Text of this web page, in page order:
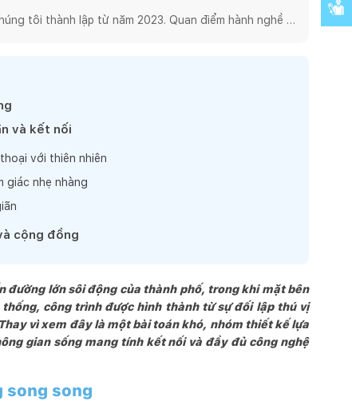
tôi thành lập từ năm 2023. Quan điểm hành nghề
khách hàng của chúng tôi.
vực đa dạng, phong phú nhưng chúng tôi lại chọn
định, tập trung chuyên môn sâu vào các
tính riêng của khách hàng và những sản phẩm mang
là kết quả của mối quan hệ tốt đẹp giữa sự nhiệt
Hàng là những người thụ hưởng sản phẩm một cách
và kết nối
với thiên nhiên
giác nhẹ nhàng
cộng đồng
lớn sôi động của thành phố, trong khi mặt bên
công trình được hình thành từ sự đối lập thú vị
vì xem đây là một bài toán khó, nhóm thiết kế lựa
gian sống mang tính kết nối và đầy đủ công nghệ
song song